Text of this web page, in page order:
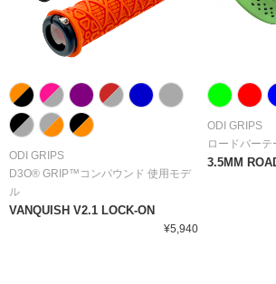
ODI GRIPS
D3O® GRIP™コンパウンド 使用モデ
ル
VANQUISH V2.1 LOCK-ON
¥5,940
ODI GRIPS
ロードバーテ
3.5MM